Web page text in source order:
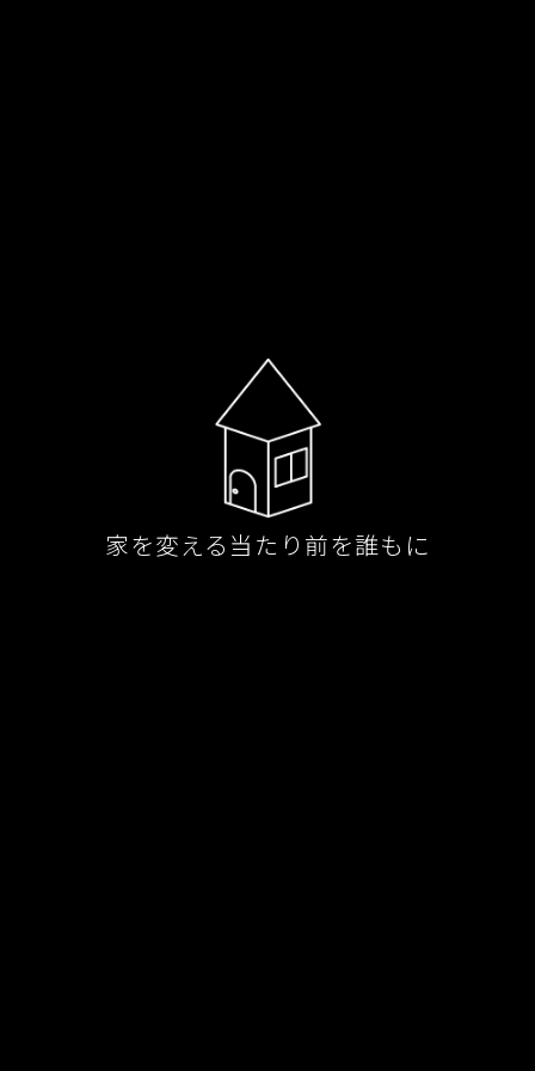
家を変える当たり前を誰もに